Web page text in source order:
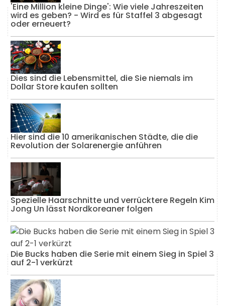
'Eine Million kleine Dinge': Wie viele Jahreszeiten
wird es geben? - Wird es für Staffel 3 abgesagt
oder erneuert?
Dies sind die Lebensmittel, die Sie niemals im
Dollar Store kaufen sollten
Hier sind die 10 amerikanischen Städte, die die
Revolution der Solarenergie anführen
Spezielle Haarschnitte und verrücktere Regeln Kim
Jong Un lässt Nordkoreaner folgen
Die Bucks haben die Serie mit einem Sieg in Spiel 3
auf 2-1 verkürzt